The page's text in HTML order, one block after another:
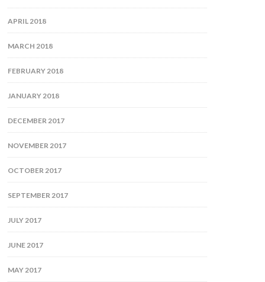
APRIL 2018
MARCH 2018
FEBRUARY 2018
JANUARY 2018
DECEMBER 2017
NOVEMBER 2017
OCTOBER 2017
SEPTEMBER 2017
JULY 2017
JUNE 2017
MAY 2017